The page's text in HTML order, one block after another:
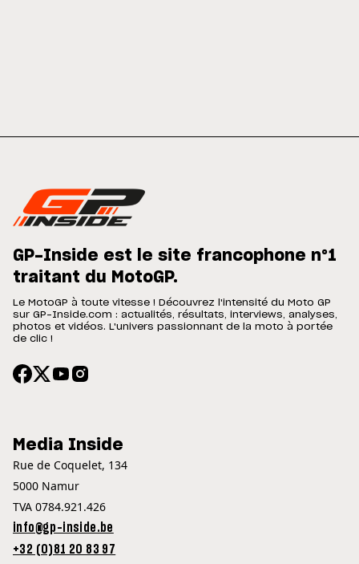
GP-Inside est le site francophone n°1
traitant du MotoGP.
Le MotoGP à toute vitesse ! Découvrez l'intensité du Moto GP
sur GP-Inside.com : actualités, résultats, interviews, analyses,
photos et vidéos. L'univers passionnant de la moto à portée
de clic !
Media Inside
Rue de Coquelet, 134
5000 Namur
TVA 0784.921.426
info@gp-inside.be
+32 (0)81 20 83 97